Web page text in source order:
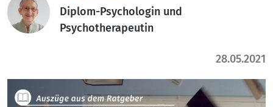
Diplom-Psychologin und
Psychotherapeutin
28.05.2021